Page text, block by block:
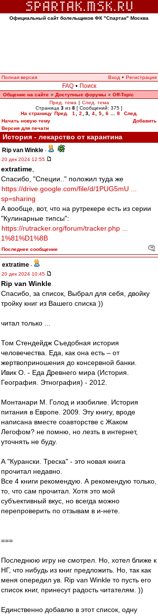
Официальный сайт болельщиков ФК "Спартак" Москва
Полная версия Вход • Регистрация
FAQ • Поиск
Общение на сайте » Доступные форумы » Off-Topic
Пред. тема | След. тема
Страница 3 из 8 [ Сообщений: 375 ]
На страницу Пред. 1 2 3, 4 5 6 8
След.
Начать новую тему
Добавить
Версия для печати
История - лекарство от карантина
Rip van Winkle -
20 дек 2024 12:55
extratime
Спасибо, "Специи.." положил туда же
https://drive.google.com/file/d/1PUG5mU ...
sp=sharing
А вообще, вот, что на рутрекере есть из серии
"Кулинарные типсы":
https://rutracker.org/forum/tracker.php ...
1%81%D1%8B
Последнее сообщение
extratime -
20 дек 2024 10:45
Rip van Winkle
Cпасибо, за список, Выбрал для себя, двойку
тройку книг из Вашего списка ))
читал только ...
Том Стендейдж Съедобная история
человечества. Еда, как она есть – от
жертвоприношения до консервной банки.
Ивик О. - Еда Древнего мира (История.
География. Этнография) - 2012.
Монтанари М. Голод и изобилие. История
питания в Европе. 2009. Эту книгу, вроде
написана вместе соавторстве с Жаком
Легофом? не помню, но лезть в интернет,
уточнять не буду.
А "Курански. Треска" - это новая книга
прочитал недавно.
Все 4 книги рекомендую. А рекомендую только,
то, что сам прочитал. Хотя это мой
субъективный вкус, но всегда можно
перепроверить по отзывам в и-нете.
===
Последнюю игру не смотрел. Но, хотел ближе к
НГ, что нибудь из книг предложить. Но, так как
меня опередил ув. Rip van Winkle то пусть его
список книг, принесут радость читателям. ))
Единственно добавлю в этот список, одну